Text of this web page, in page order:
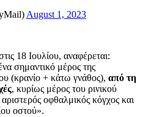
August 1, 2023
18 Ιουλίου, αναφέρεται:
σημαντικό μέρος της
(κρανίο + κάτω γνάθος), από τη
, κυρίως μέρος του ρινικού
οφθαλμικός κόγχος και
οστού».